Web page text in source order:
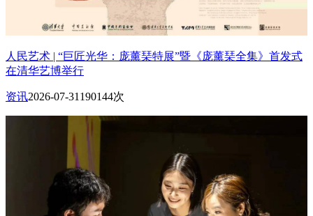
人民艺术 | “巨匠光华：庞薰琹特展”暨《庞薰琹全集》首发式
在清华艺博举行
资讯2026-07-31 190144次